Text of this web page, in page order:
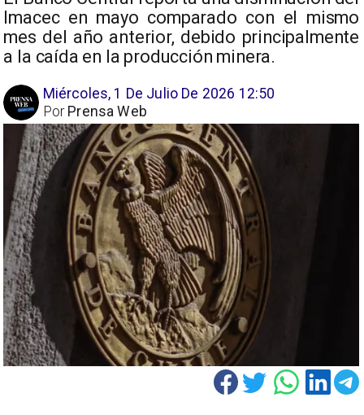
Imacec en mayo comparado con el mismo
mes del año anterior, debido principalmente
a la caída en la producción minera.
Miércoles, 1 De Julio De 2026 12:50
Prensa Web
Por